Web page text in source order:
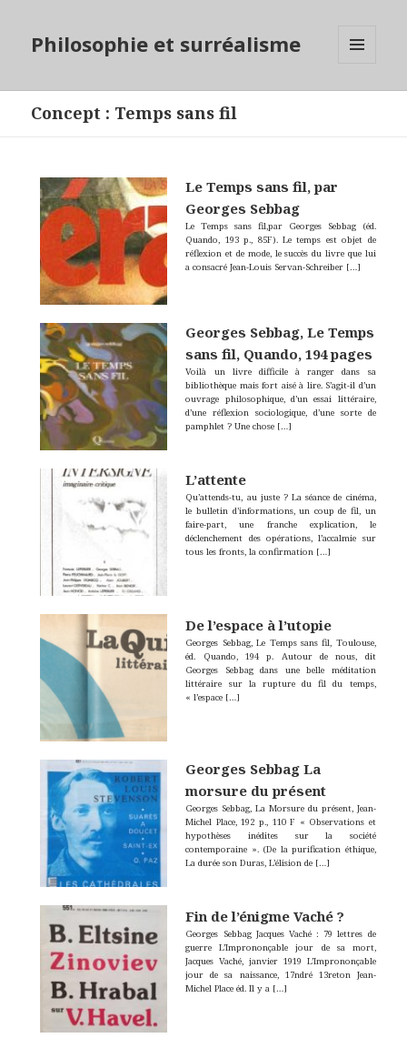
Philosophie et surréalisme
Concept : Temps sans fil
Le Temps sans fil, par
Georges Sebbag
Le Temps sans fil,par Georges Sebbag (éd.
Quando, 193 p., 85F). Le temps est objet de
réflexion et de mode, le succès du livre que lui
a consacré Jean-Louis Servan-Schreiber […]
Georges Sebbag, Le Temps
sans fil, Quando, 194 pages
Voilà un livre difficile à ranger dans sa
bibliothèque mais fort aisé à lire. S’agit-il d’un
ouvrage philosophique, d’un essai littéraire,
d’une réflexion sociologique, d’une sorte de
pamphlet ? Une chose […]
L’attente
Qu’attends-tu, au juste ? La séance de cinéma,
le bulletin d’informations, un coup de fil, un
faire-part, une franche explication, le
déclenchement des opérations, l’accalmie sur
tous les fronts, la confirmation […]
De l’espace à l’utopie
Georges Sebbag, Le Temps sans fil, Toulouse,
éd. Quando, 194 p. Autour de nous, dit
Georges Sebbag dans une belle méditation
littéraire sur la rupture du fil du temps,
« l’espace […]
Georges Sebbag La
morsure du présent
Georges Sebbag, La Morsure du présent, Jean-
Michel Place, 192 p., 110 F « Observations et
hypothèses inédites sur la société
contemporaine ». (De la purification éthique,
La durée son Duras, L’élision de […]
Fin de l’énigme Vaché ?
Georges Sebbag Jacques Vaché : 79 lettres de
guerre L’Imprononçable jour de sa mort,
Jacques Vaché, janvier 1919 L’Imprononçable
jour de sa naissance, 17ndré 13reton Jean-
Michel Place éd. Il y a […]